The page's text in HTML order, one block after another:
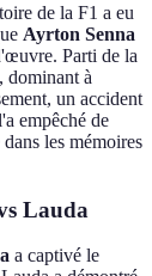
de la F1 a eu
Ayrton Senna
Parti de la
dominant à
un accident
empêché de
les mémoires
Lauda
a captivé le